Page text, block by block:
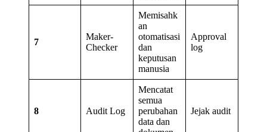
7
Maker-
Checker
Memisahk
an
otomatisasi
dan
keputusan
manusia
Approval
log
8 Audit Log
Mencatat
semua
perubahan
data dan
Jejak audit